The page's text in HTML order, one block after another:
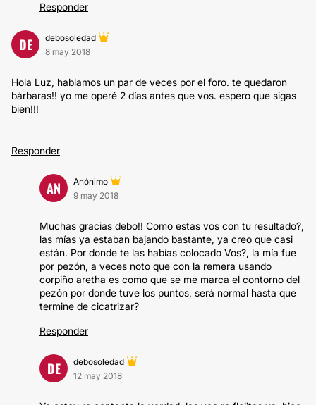
Responder
DE
debosoledad
8 may 2018
Hola Luz, hablamos un par de veces por el foro. te quedaron
bárbaras!! yo me operé 2 días antes que vos. espero que sigas
bien!!!
Responder
AN
Anónimo
9 may 2018
Muchas gracias debo!! Como estas vos con tu resultado?,
las mías ya estaban bajando bastante, ya creo que casi
están. Por donde te las habías colocado Vos?, la mía fue
por pezón, a veces noto que con la remera usando
corpiño aretha es como que se me marca el contorno del
pezón por donde tuve los puntos, será normal hasta que
termine de cicatrizar?
Responder
DE
debosoledad
12 may 2018